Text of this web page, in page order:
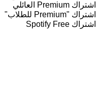
اشتراك Premium العائلي
اشتراك "Premium للطلاب"
اشتراك Spotify Free